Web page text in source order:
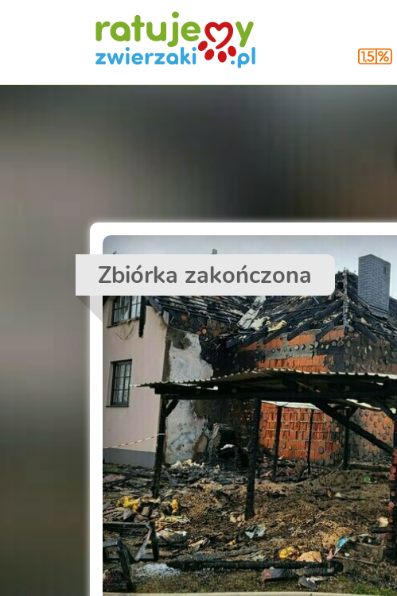
Zbiórka zakończona